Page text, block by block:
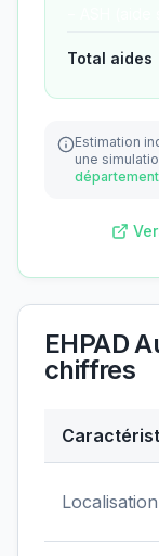
Total aides
Estimation
une
département
EHPAD
chiffres
Localisation